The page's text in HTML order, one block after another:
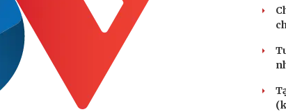
Thời trang
Sao Việt